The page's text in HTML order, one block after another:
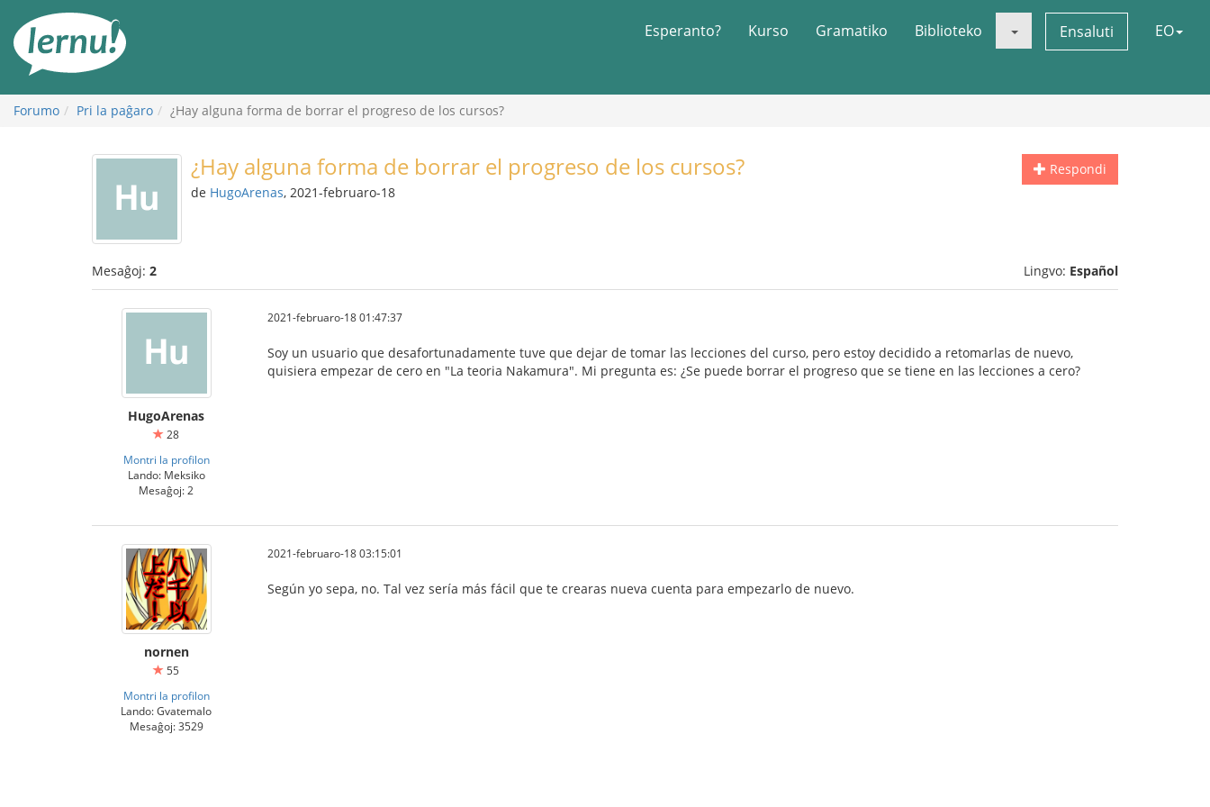
enhavo
Esperanto? Kurso Gramatiko Biblioteko Ensaluti EO
Forumo Pri la paĝaro ¿Hay alguna forma de borrar el progreso de los cursos?
Respondi
¿Hay alguna forma de borrar el progreso de los cursos?
de HugoArenas, 2021-februaro-18
Mesaĝoj: 2 Lingvo: Español
HugoArenas
28
Montri la profilon
Lando: Meksiko
Mesaĝoj: 2
2021-februaro-18 01:47:37
Soy un usuario que desafortunadamente tuve que dejar de tomar las lecciones del curso, pero estoy decidido a retomarlas de nuevo,
quisiera empezar de cero en "La teoria Nakamura". Mi pregunta es: ¿Se puede borrar el progreso que se tiene en las lecciones a cero?
nornen
55
Montri la profilon
Lando: Gvatemalo
Mesaĝoj: 3529
2021-februaro-18 03:15:01
Según yo sepa, no. Tal vez sería más fácil que te crearas nueva cuenta para empezarlo de nuevo.